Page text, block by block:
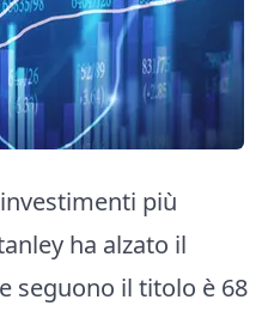
più
ha alzato il
seguono il titolo è 68